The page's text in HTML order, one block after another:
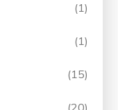
(1)
(1)
(15)